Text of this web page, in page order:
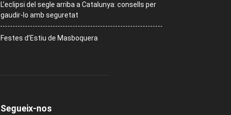
L’eclipsi del segle arriba a Catalunya: consells per
gaudir-lo amb seguretat
Festes d’Estiu de Masboquera
Segueix-nos